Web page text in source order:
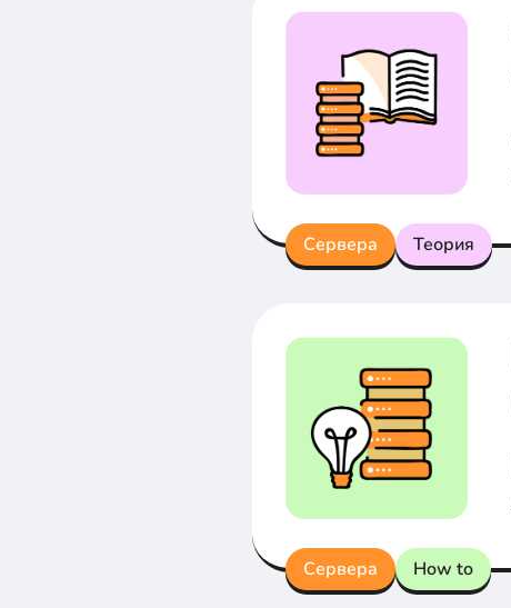
Сервера Теория
Сервера How to